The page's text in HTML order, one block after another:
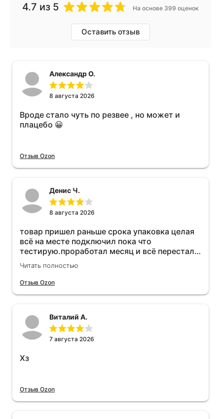
4.7 из 5 На основе 399 оценок
Оставить отзыв
Александр О.
8 августа 2026
Вроде стало чуть по резвее , но может и
плацебо 😀
Отзыв Ozon
Денис Ч.
8 августа 2026
товар пришел раньше срока упаковка целая
всё на месте подключил пока что
тестирую.проработал месяц и всё перестал
работать прибавился расход топлива , очень
жаль деньги на ветер
Читать полностью
Отзыв Ozon
Виталий А.
7 августа 2026
Хз
Отзыв Ozon